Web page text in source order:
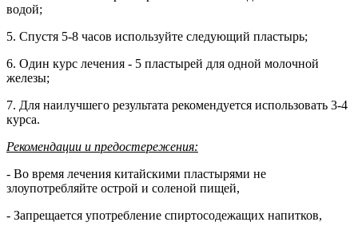
водой;
5. Спустя 5-8 часов используйте следующий пластырь;
6. Один курс лечения - 5 пластырей для одной молочной
железы;
7. Для наилучшего результата рекомендуется использовать 3-4
курса.
Рекомендации и предостережения:
- Во время лечения китайскими пластырями не
злоупотребляйте острой и соленой пищей,
- Запрещается употребление спиртосодежащих напитков,